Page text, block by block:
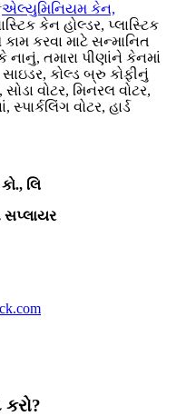
એલ્યુમિનિયમ કેન,
કેન હોલ્ડર, પ્લાસ્ટિક
કરવા માટે સન્માનિત
તમારા પીણાંને કેનમાં
કોલ્ડ બ્રુ કોફીનું
વોટર, મિનરલ વોટર,
વોટર, હાર્ડ
લિ